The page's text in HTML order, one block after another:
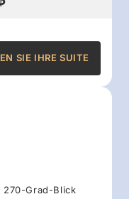
SIE IHRE SUITE
270-Grad-Blick